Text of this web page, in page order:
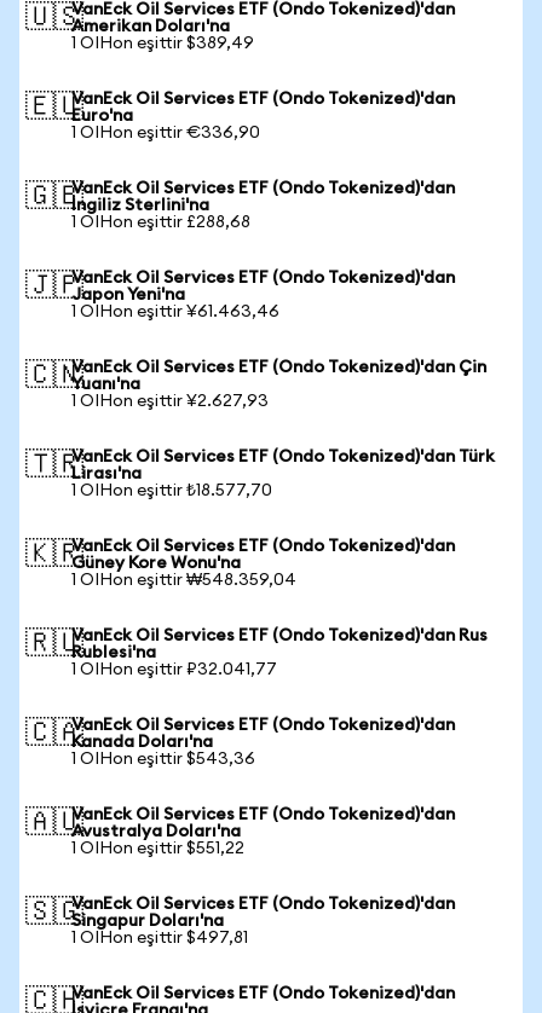
🇺🇸VanEck Oil Services ETF (Ondo Tokenized)'dan
Amerikan Doları'na
1 OIHon eşittir $389,49
🇪🇺VanEck Oil Services ETF (Ondo Tokenized)'dan
Euro'na
1 OIHon eşittir €336,90
🇬🇧VanEck Oil Services ETF (Ondo Tokenized)'dan
İngiliz Sterlini'na
1 OIHon eşittir £288,68
🇯🇵VanEck Oil Services ETF (Ondo Tokenized)'dan
Japon Yeni'na
1 OIHon eşittir ¥61.463,46
🇨🇳VanEck Oil Services ETF (Ondo Tokenized)'dan Çin
Yuanı'na
1 OIHon eşittir ¥2.627,93
🇹🇷VanEck Oil Services ETF (Ondo Tokenized)'dan Türk
Lirası'na
1 OIHon eşittir ₺18.577,70
🇰🇷VanEck Oil Services ETF (Ondo Tokenized)'dan
Güney Kore Wonu'na
1 OIHon eşittir ₩548.359,04
🇷🇺VanEck Oil Services ETF (Ondo Tokenized)'dan Rus
Rublesi'na
1 OIHon eşittir ₽32.041,77
🇨🇦VanEck Oil Services ETF (Ondo Tokenized)'dan
Kanada Doları'na
1 OIHon eşittir $543,36
🇦🇺VanEck Oil Services ETF (Ondo Tokenized)'dan
Avustralya Doları'na
1 OIHon eşittir $551,22
🇸🇬VanEck Oil Services ETF (Ondo Tokenized)'dan
Singapur Doları'na
1 OIHon eşittir $497,81
🇨🇭VanEck Oil Services ETF (Ondo Tokenized)'dan